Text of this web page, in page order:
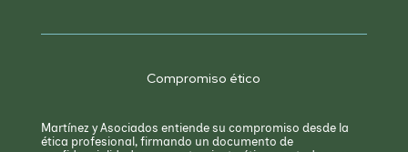
Compromiso ético
Martínez y Asociados entiende su compromiso desde la
ética profesional, firmando un documento de